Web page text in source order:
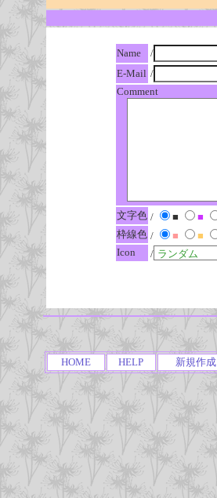
Name
/
E-Mail /
Comment
文字色 / ■ ■
枠線色 / ■ ■
Icon
/
HOME HELP 新規作成